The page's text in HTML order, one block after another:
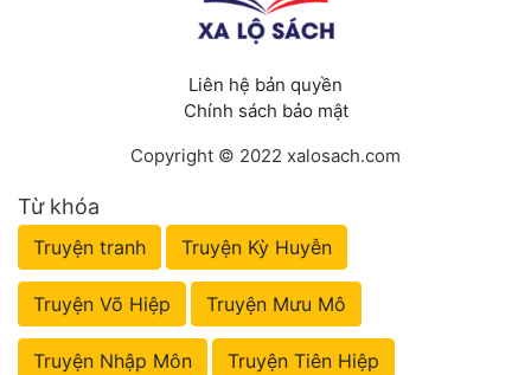
Liên hệ bản quyền
Chính sách bảo mật
Copyright © 2022 xalosach.com
Từ khóa
Truyện tranh Truyện Kỳ Huyễn
Truyện Võ Hiệp Truyện Mưu Mô
Truyện Nhập Môn Truyện Tiên Hiệp